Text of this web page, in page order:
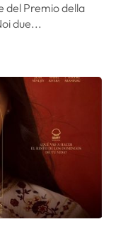
del Premio della
due...